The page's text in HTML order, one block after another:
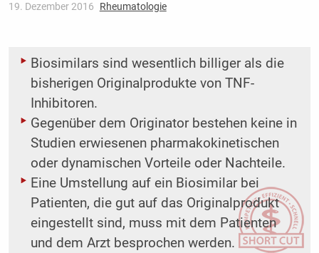
19. Dezember 2016 Rheumatologie
Biosimilars sind wesentlich billiger als die
bisherigen Originalprodukte von TNF-
Inhibitoren.
Gegenüber dem Originator bestehen keine in
Studien erwiesenen pharmakokinetischen
oder dynamischen Vorteile oder Nachteile.
Eine Umstellung auf ein Biosimilar bei
Patienten, die gut auf das Originalprodukt
eingestellt sind, muss mit dem Patienten
und dem Arzt besprochen werden.